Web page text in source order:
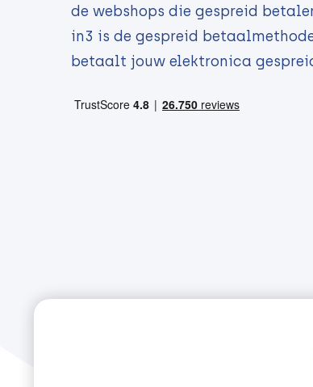
de webshops die gespreid
in3 is de gespreid
betaalt jouw elektronica